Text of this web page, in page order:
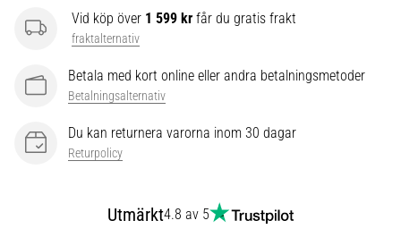
9 min. läsning
Kolhydratladdning:
Hur
påverkar
det
löpprestandan?
Vid köp över 1 599 kr får du gratis frakt
fraktalternativ
Betala med kort online eller andra betalningsmetoder
Betalningsalternativ
Du kan returnera varorna inom 30 dagar
Returpolicy
Utmärkt4.8 av 5